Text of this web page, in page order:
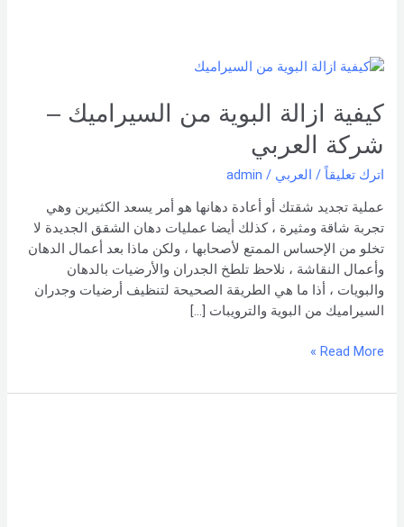
كيفية ازالة البوية من السيراميك –
شركة العربي
اترك تعليقاً / العربي /
admin
عملية تجديد شقتك أو أعادة دهانها هو أمر يسعد الكثيرين وهي
تجربة شاقة ومثيرة ، كذلك أيضا عمليات دهان الشقق الجديدة لا
تخلو من الإحساس الممتع لأصحابها ، ولكن ماذا بعد أعمال الدهان
وأعمال النقاشة ، نلاحظ تلطخ الجدران والأرضيات بالدهان
والبويات ، أذا ما هي الطريقة الصحيحة لتنظيف أرضيات وجدران
السيراميك من البوية والترويبات […]
كيفية
البوية
من
السيراميك
–
العربي
Read More »